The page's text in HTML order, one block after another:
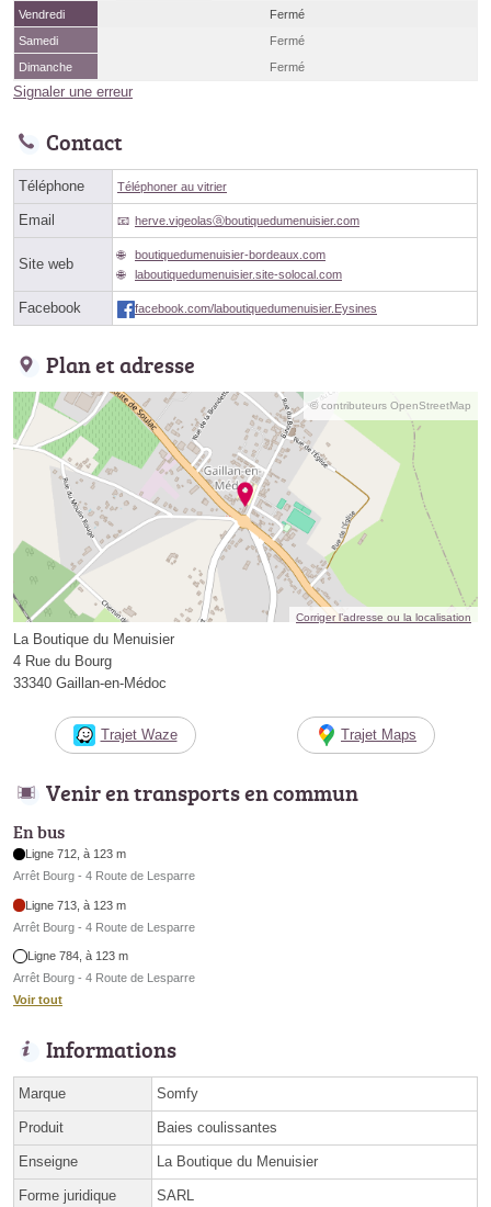
Vendredi
Fermé
Samedi
Fermé
Dimanche
Fermé
Signaler une erreur
Contact
Téléphone Téléphoner au vitrier
Email herve.vigeolasⓐboutiquedumenuisier.com
Site web
boutiquedumenuisier-bordeaux.com
laboutiquedumenuisier.site-solocal.com
Facebook facebook.com/laboutiquedumenuisier.Eysines
Plan et adresse
© contributeurs OpenStreetMap
Corriger l’adresse ou la localisation
La Boutique du Menuisier
4 Rue du Bourg
33340 Gaillan-en-Médoc
Trajet Waze Trajet Maps
Venir en transports en commun
En bus
Ligne 712, à 123 m
Arrêt Bourg - 4 Route de Lesparre
Ligne 713, à 123 m
Arrêt Bourg - 4 Route de Lesparre
Ligne 784, à 123 m
Arrêt Bourg - 4 Route de Lesparre
Voir tout
Informations
Marque Somfy
Produit Baies coulissantes
Enseigne La Boutique du Menuisier
Forme juridique SARL